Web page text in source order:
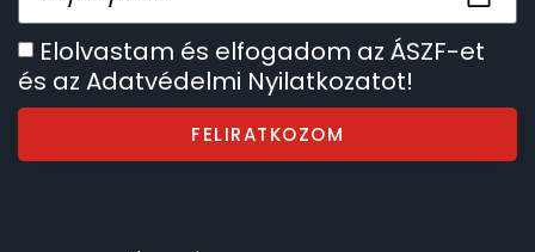
Elolvastam és elfogadom az ÁSZF-et
és az Adatvédelmi Nyilatkozatot!
FELIRATKOZOM